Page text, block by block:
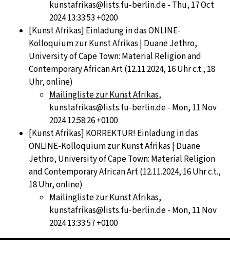
kunstafrikas@lists.fu-berlin.de - Thu, 17 Oct
2024 13:33:53 +0200
[Kunst Afrikas] Einladung in das ONLINE-
Kolloquium zur Kunst Afrikas | Duane Jethro,
University of Cape Town: Material Religion and
Contemporary African Art (12.11.2024, 16 Uhr c.t., 18
Uhr, online)
Mailingliste zur Kunst Afrikas,
kunstafrikas@lists.fu-berlin.de - Mon, 11 Nov
2024 12:58:26 +0100
[Kunst Afrikas] KORREKTUR! Einladung in das
ONLINE-Kolloquium zur Kunst Afrikas | Duane
Jethro, University of Cape Town: Material Religion
and Contemporary African Art (12.11.2024, 16 Uhr c.t.,
18 Uhr, online)
Mailingliste zur Kunst Afrikas,
kunstafrikas@lists.fu-berlin.de - Mon, 11 Nov
2024 13:33:57 +0100